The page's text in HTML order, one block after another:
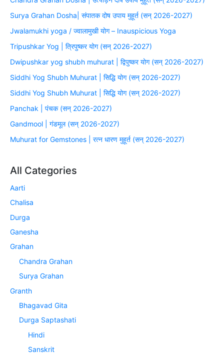
Surya Grahan Dosha| संपातक दोष उपाय मुहूर्त (सन् 2026-2027)
Jwalamukhi yoga / ज्वालामुखी योग – Inauspicious Yoga
Tripushkar Yog | त्रिपुष्कर योग (सन् 2026-2027)
Dwipushkar yog shubh muhurat | द्विपुष्कर योग (सन् 2026-2027)
Siddhi Yog Shubh Muhurat | सिद्धि योग (सन् 2026-2027)
Siddhi Yog Shubh Muhurat | सिद्धि योग (सन् 2026-2027)
Panchak | पंचक (सन् 2026-2027)
Gandmool | गंडमूल (सन् 2026-2027)
Muhurat for Gemstones | रत्न धारण मुहूर्त (सन् 2026-2027)
All Categories
Aarti
Chalisa
Durga
Ganesha
Grahan
Chandra Grahan
Surya Grahan
Granth
Bhagavad Gita
Durga Saptashati
Hindi
Sanskrit